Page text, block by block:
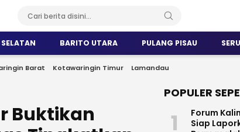
BARITO UTARA PULANG PISAU
Barat Kotawaringin Timur Lamandau
Buktikan
POPULER
1
Forum
Siap